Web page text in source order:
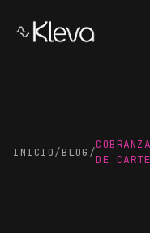
INICIO/BLOG /
DE